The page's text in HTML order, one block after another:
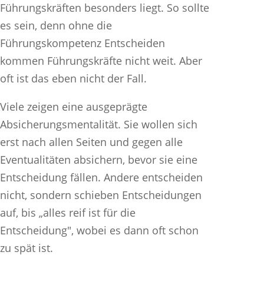
Führungskräften besonders liegt. So sollte
es sein, denn ohne die
Führungskompetenz Entscheiden
kommen Führungskräfte nicht weit. Aber
oft ist das eben nicht der Fall.
Viele zeigen eine ausgeprägte
Absicherungsmentalität. Sie wollen sich
erst nach allen Seiten und gegen alle
Eventualitäten absichern, bevor sie eine
Entscheidung fällen. Andere entscheiden
nicht, sondern schieben Entscheidungen
auf, bis „alles reif ist für die
Entscheidung", wobei es dann oft schon
zu spät ist.